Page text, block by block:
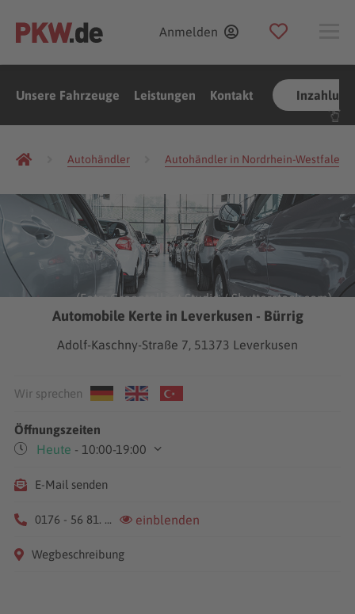
Anmelden
Unsere Fahrzeuge Leistungen Kontakt
Autohändler Autohändler in Nordrhein-Westfalen
(Foto: Greentellect Studio/Shutterstock.com)
Automobile Kerte in Leverkusen - Bürrig
Adolf-Kaschny-Straße 7, 51373 Leverkusen
Wir sprechen
Öffnungszeiten
Heute - 10:00-19:00
Sa
10:00-15:00
E-Mail senden
0176 - 56 81. ... einblenden
Wegbeschreibung